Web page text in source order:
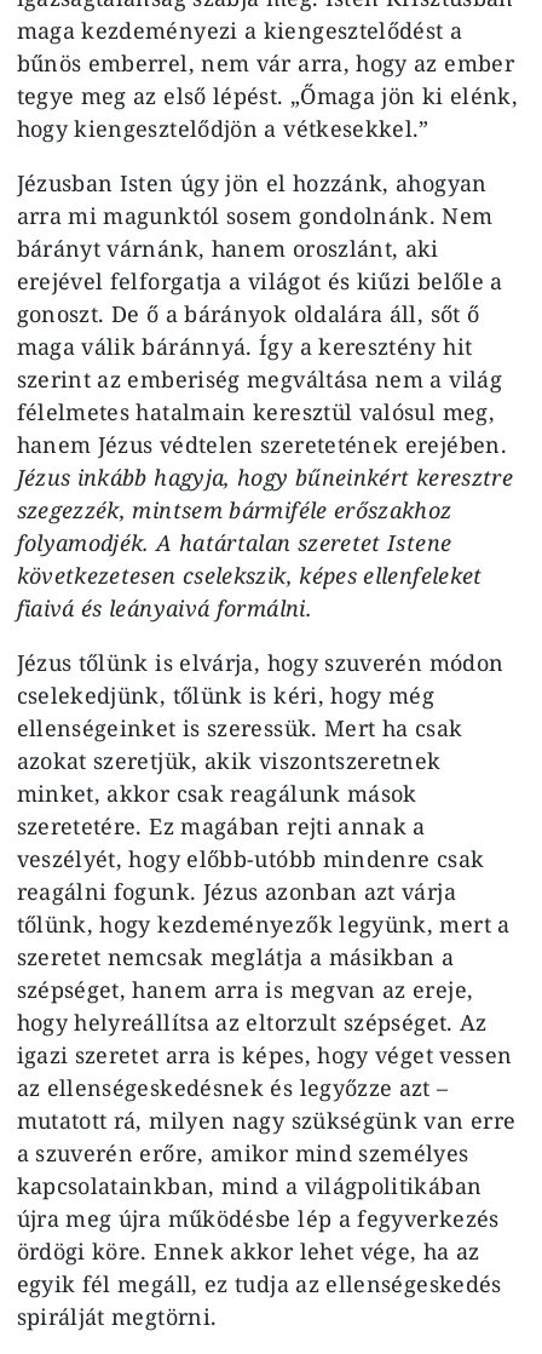
maga kezdeményezi a kiengesztelődést a
bűnös emberrel, nem vár arra, hogy az ember
tegye meg az első lépést. „Őmaga jön ki elénk,
hogy kiengesztelődjön a vétkesekkel.”
Jézusban Isten úgy jön el hozzánk, ahogyan
arra mi magunktól sosem gondolnánk. Nem
bárányt várnánk, hanem oroszlánt, aki
erejével felforgatja a világot és kiűzi belőle a
gonoszt. De ő a bárányok oldalára áll, sőt ő
maga válik báránnyá. Így a keresztény hit
szerint az emberiség megváltása nem a világ
félelmetes hatalmain keresztül valósul meg,
hanem Jézus védtelen szeretetének erejében.
Jézus inkább hagyja, hogy bűneinkért keresztre
szegezzék, mintsem bármiféle erőszakhoz
folyamodjék. A határtalan szeretet Istene
következetesen cselekszik, képes ellenfeleket
fiaivá és leányaivá formálni.
Jézus tőlünk is elvárja, hogy szuverén módon
cselekedjünk, tőlünk is kéri, hogy még
ellenségeinket is szeressük. Mert ha csak
azokat szeretjük, akik viszontszeretnek
minket, akkor csak reagálunk mások
szeretetére. Ez magában rejti annak a
veszélyét, hogy előbb-utóbb mindenre csak
reagálni fogunk. Jézus azonban azt várja
tőlünk, hogy kezdeményezők legyünk, mert a
szeretet nemcsak meglátja a másikban a
szépséget, hanem arra is megvan az ereje,
hogy helyreállítsa az eltorzult szépséget. Az
igazi szeretet arra is képes, hogy véget vessen
az ellenségeskedésnek és legyőzze azt –
mutatott rá, milyen nagy szükségünk van erre
a szuverén erőre, amikor mind személyes
kapcsolatainkban, mind a világpolitikában
újra meg újra működésbe lép a fegyverkezés
ördögi köre. Ennek akkor lehet vége, ha az
egyik fél megáll, ez tudja az ellenségeskedés
spirálját megtörni.